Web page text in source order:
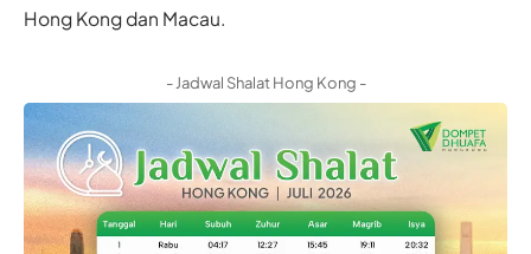
Hong Kong dan Macau.
- Jadwal Shalat Hong Kong -